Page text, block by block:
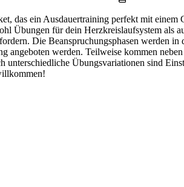
das ein Ausdauertraining perfekt mit einem
Übungen für dein Herzkreislaufsystem als
Die Beanspruchungsphasen werden in
angeboten werden. Teilweise kommen
unterschiedliche Übungsvariationen sind